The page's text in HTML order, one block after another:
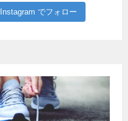
Instagram でフォロー